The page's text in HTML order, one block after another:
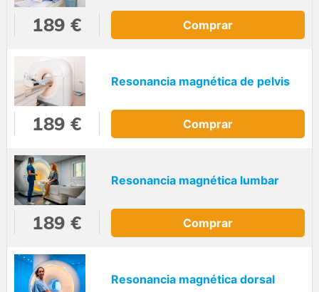
189 € Comprar
Resonancia magnética de pelvis
189 € Comprar
Resonancia magnética lumbar
189 € Comprar
Resonancia magnética dorsal